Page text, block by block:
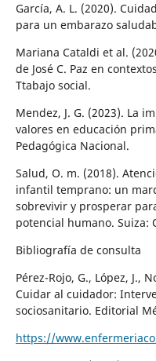
García, A. L. (2020).
para un embarazo
Mariana Cataldi et al.
de José C. Paz en
Ttabajo social.
Mendez, J. G. (2023). La
valores en educación
Pedagógica Nacional.
Salud, O. m. (2018).
infantil temprano: un
sobrevivir y prosperar
potencial humano. Suiza:
Bibliografía de consulta
Pérez-Rojo, G., López, J.,
Cuidar al cuidador:
sociosanitario. Editorial
https://